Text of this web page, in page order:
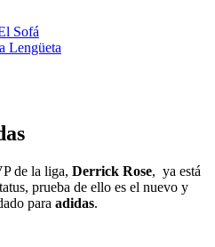
Sofá
Lengüeta
de la liga, Derrick Rose, ya está
prueba de ello es el nuevo y
para adidas.